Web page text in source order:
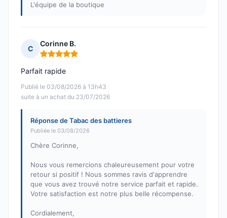
L'équipe de la boutique
C
Corinne B.
Note : 5 sur 5
Publié le 03/08/2026 à 13h43
suite à un achat du 23/07/2026
Parfait rapide
Réponse de Tabac des battieres
Publiée le 03/08/2026
Chère Corinne,
Nous vous remercions chaleureusement pour votre
retour si positif ! Nous sommes ravis d'apprendre
que vous avez trouvé notre service parfait et rapide.
Votre satisfaction est notre plus belle récompense.
Cordialement,